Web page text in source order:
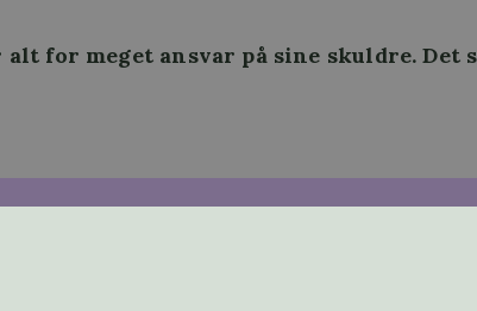
for meget ansvar på sine skuldre. Det